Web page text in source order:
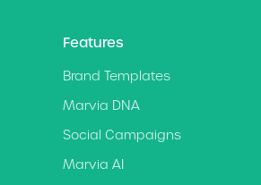
Features
Brand Templates
Marvia DNA
Social Campaigns
Marvia AI